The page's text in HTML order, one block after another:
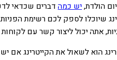
הולדת,יש כמה דברים שכדאי
לספק לכם רשימת הפניות.
אתה יכול ליצור קשר עם
הוא לשאול את הקייטרינג אם יש